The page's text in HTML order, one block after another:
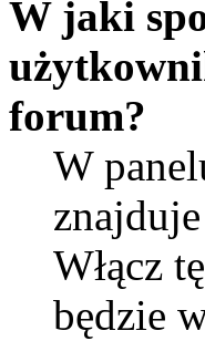
W jaki
forum?
W
Włącz
będzie